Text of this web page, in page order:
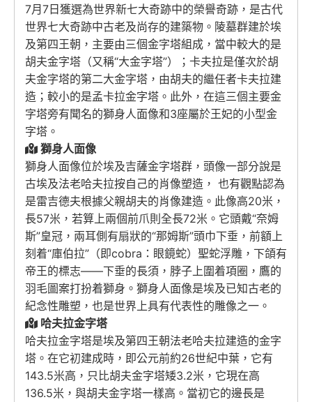
7月7日獲選為世界新七大奇跡中的榮譽奇跡，是古代
世界七大奇跡中古老及尚存的建築物。陵墓群建於埃
及第四王朝，主要由三個金字塔組成，當中較大的是
胡夫金字塔（又稱“大金字塔”）；卡夫拉是僅次於胡
夫金字塔的第二大金字塔，由胡夫的繼任者卡夫拉建
造；較小的是孟卡拉金字塔。此外，在這三個主要金
字塔旁有聞名的獅身人面像和3座屬於王妃的小型金
字塔。
獅身人面像
獅身人面像位於埃及吉薩金字塔群，頭像一部分說是
古埃及法老哈夫拉按自己的肖像塑造， 也有觀點認為
是雷吉德夫根據父親胡夫的肖像建造。此像高20米，
長57米，若算上兩個前爪則全長72米。它頭戴“奈姆
斯”皇冠，兩耳側有扇狀的“那姆斯”頭巾下垂，前額上
刻着“庫伯拉”（即cobra：眼鏡蛇）聖蛇浮雕，下頜有
帝王的標志——下垂的長須，脖子上圍着項圈，鷹的
羽毛圖案打扮着獅身。獅身人面像是埃及已知古老的
紀念性雕塑，也是世界上具有代表性的雕像之一。
哈夫拉金字塔
哈夫拉金字塔是埃及第四王朝法老哈夫拉建造的金字
塔。在它初建成時，即公元前約26世紀中葉，它有
143.5米高，只比胡夫金字塔矮3.2米，它現在高
136.5米，與胡夫金字塔一樣高。當初它的邊長是